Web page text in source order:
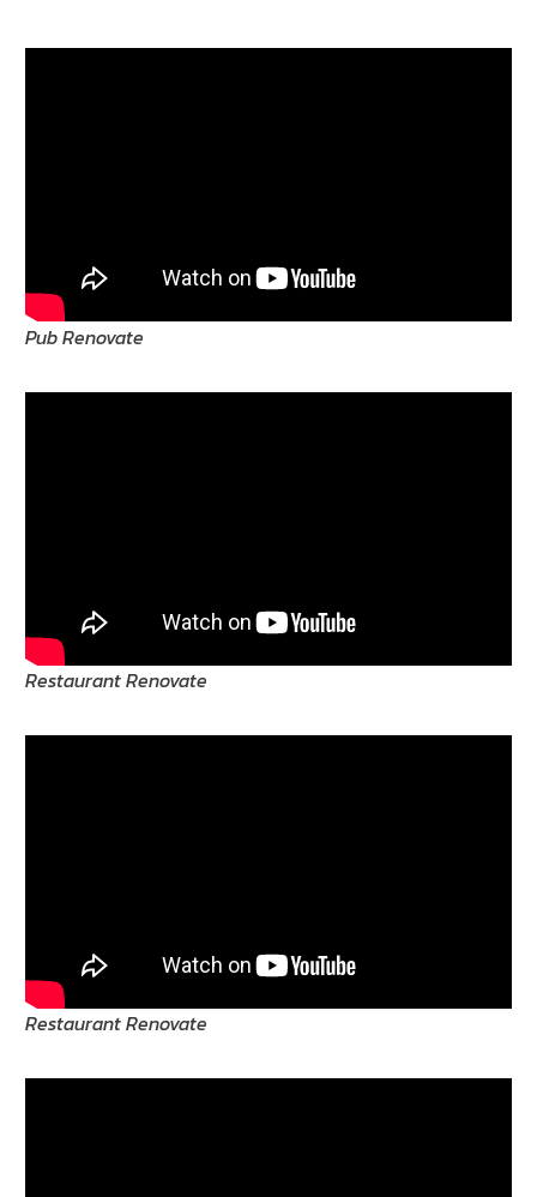
Pub Renovate
Restaurant Renovate
Restaurant Renovate